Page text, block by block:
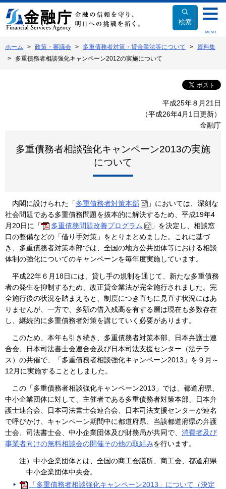
文
へ
動
検索
MENU
ホーム 政策・審議会 多重債務者対策・貸金業法等について
資料集
多重債務者相談強化キャンペーン2012の実施について
平成25年８月21日
（平成26年4月1日更新）
金融庁
多重債務者相談強化キャンペーン2013の実施
について
内閣に設けられた「多重債務者対策本部
」においては、深刻な
社会問題である多重債務問題を抜本的に解決するため、平成19年4
月20日に「
多重債務問題改善プログラム
」を決定し、相談窓
口の整備などの「借り手対策」をとりまとめました。これに基づ
き、多重債務者対策本部では、全国の地方公共団体等における相談
体制の強化についてのキャンペーンを毎年度実施しています。
平成22年６月18日には、貸し手の規制を通じて、新たな多重債務
者の発生を抑制するため、改正貸金業法が完全施行されました。完
全施行後の状況を踏まえると、制度につき直ちに見直す状況にはあ
りませんが、一方で、多額の借入残高を有する層は現在も多数存在
し、継続的に多重債務者対策を講じていく必要があります。
このため、本年も引き続き、多重債務者対策本部、日本弁護士連
合会、日本司法書士会連合会及び日本司法支援センター（法テラ
ス）の共催で、「多重債務者相談強化キャンペーン2013」を９月～
12月に実施することとしました。
この「多重債務者相談強化キャンペーン2013」では、都道府県、
中小企業団体に対して、主催者である多重債務者対策本部、日本弁
護士連合会、日本司法書士会連合会、日本司法支援センターが連名
で呼びかけ、キャンペーン期間中に都道府県、当該都道府県の弁護
士会、司法書士会、中小企業団体及び財務局が共同で、 消費者及び
事業者向けの無料相談会の開催その他の取組みを行います。
注）中小企業団体とは、全国の商工会議所、商工会、都道府県
中小企業団体中央会。
「多重債務者相談強化キャンペーン2013」について（決定